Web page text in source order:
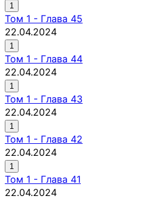
1
Том 1 - Глава 45
22.04.2024
1
Том 1 - Глава 44
22.04.2024
1
Том 1 - Глава 43
22.04.2024
1
Том 1 - Глава 42
22.04.2024
1
Том 1 - Глава 41
22.04.2024